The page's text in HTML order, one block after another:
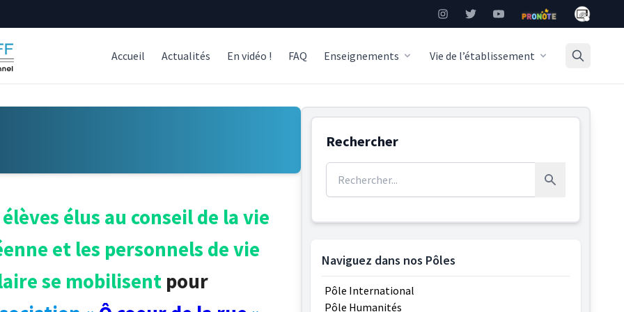
InstagramTwitterYouTubePronote Mon
Accueil Actualités En vidéo ! FAQ Enseignements Vie de l’établissement
élèves élus au conseil de la vie
et les personnels de vie
se mobilisent pour
Rechercher
Rechercher
Naviguez dans nos Pôles
Pôle International
Pôle Humanités